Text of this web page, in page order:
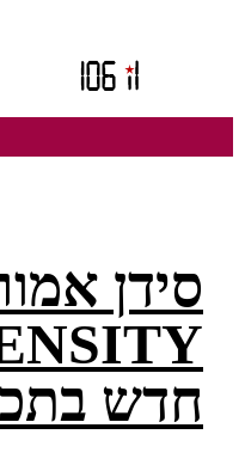
סידן
חדש